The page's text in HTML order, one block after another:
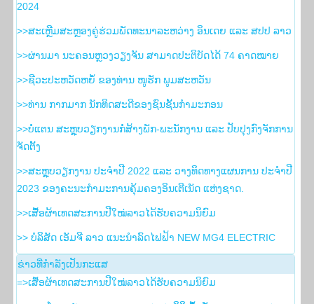
2024
>>ສະເຫຼີມສະຫຼອງຄູ່ຮ່ວມພັດທະນາລະຫວ່າງ ອິນເດຍ ແລະ ສປປ ລາວ
>>ຜ່ານມາ ນະຄອນຫຼວງວຽງຈັນ ສາມາດປະຕິບັດໄດ້ 74 ຄາດໝາຍ
>>ຊີວະປະຫວັດຫຍໍ້ ຂອງທ່ານ ໜູຮັກ ພູມສະຫວັນ
>>ທ່ານ ກາກມາກ ນັກທິດສະດີຂອງຊົນຊັ້ນກຳມະກອນ
>>ບໍ່ແຕນ ສະຫຼຸບວຽກງານກໍ່ສ້າງພັກ-ພະນັກງານ ແລະ ປັບປຸງກົງຈັກການ
ຈັດຕັ້ງ
>>ສະຫຼຸບວຽກງານ ປະຈໍາປີ 2022 ແລະ ວາງທິດທາງແຜນການ ປະຈໍາປີ
2023 ຂອງຄະນະກໍາມະການຄຸ້ມຄອງອິນເຕີເນັດ ແຫ່ງຊາດ.
>>ເສື້ອຜ້າເທດສະການປີໃໝ່ລາວໄດ້ຮັບຄວາມນິຍົມ
>> ບໍລິສັດ ເອັມຈີ ລາວ ແນະນຳລົດໄຟຟ້າ NEW MG4 ELECTRIC
ຂ່າວ​ທີ່​ກຳ​ລັງ​ເປັນ​ກະ​ແສ
=>ເສື້ອຜ້າເທດສະການປີໃໝ່ລາວໄດ້ຮັບຄວາມນິຍົມ